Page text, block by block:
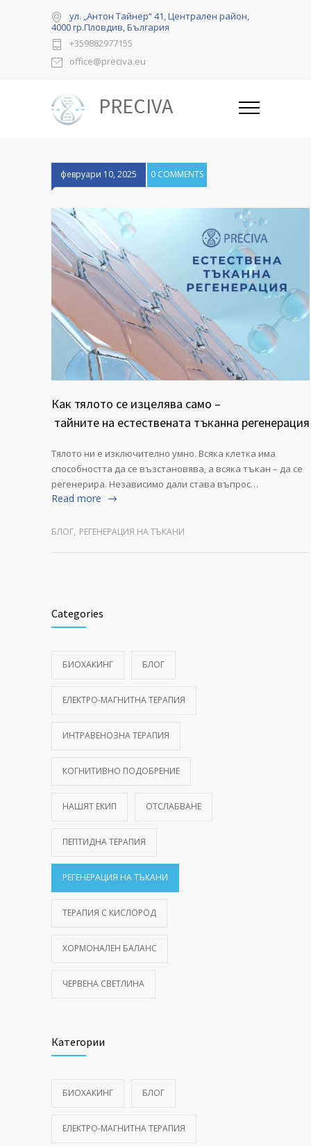
ул. „Антон Тайнер“ 41, Централен район,
4000 гр.Пловдив, България
+359882977155
office@preciva.eu
PRECIVA
февруари 10, 2025 0 COMMENTS
Как тялото се изцелява само –
тайните на естествената тъканна регенерация
Тялото ни е изключително умно. Всяка клетка има
способността да се възстановява, а всяка тъкан – да се
регенерира. Независимо дали става въпрос…
Read more
БЛОГ, РЕГЕНЕРАЦИЯ НА ТЪКАНИ
Categories
БИОХАКИНГ БЛОГ
ЕЛЕКТРО-МАГНИТНА ТЕРАПИЯ
ИНТРАВЕНОЗНА ТЕРАПИЯ
КОГНИТИВНО ПОДОБРЕНИЕ
НАШЯТ ЕКИП ОТСЛАБВАНЕ
ПЕПТИДНА ТЕРАПИЯ
РЕГЕНЕРАЦИЯ НА ТЪКАНИ
ТЕРАПИЯ С КИСЛОРОД
ХОРМОНАЛЕН БАЛАНС
ЧЕРВЕНА СВЕТЛИНА
Категории
БИОХАКИНГ БЛОГ
ЕЛЕКТРО-МАГНИТНА ТЕРАПИЯ